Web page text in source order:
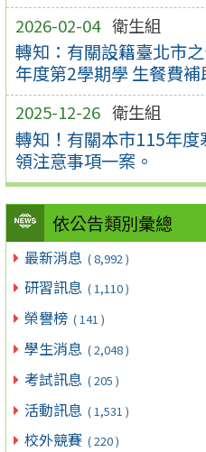
2026-02-04 衛生組
轉知：有關設籍臺北市
年度第2學期學 生餐費補
2025-12-26 衛生組
轉知！有關本市115年
領注意事項一案。
依公告類別彙總
最新消息 ( 8,992 )
研習訊息 ( 1,110 )
榮譽榜 ( 141 )
學生消息 ( 2,048 )
考試訊息 ( 205 )
活動訊息 ( 1,531 )
校外競賽 ( 220 )